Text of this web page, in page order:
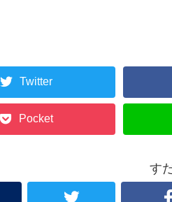
Twitter
Pocket
す